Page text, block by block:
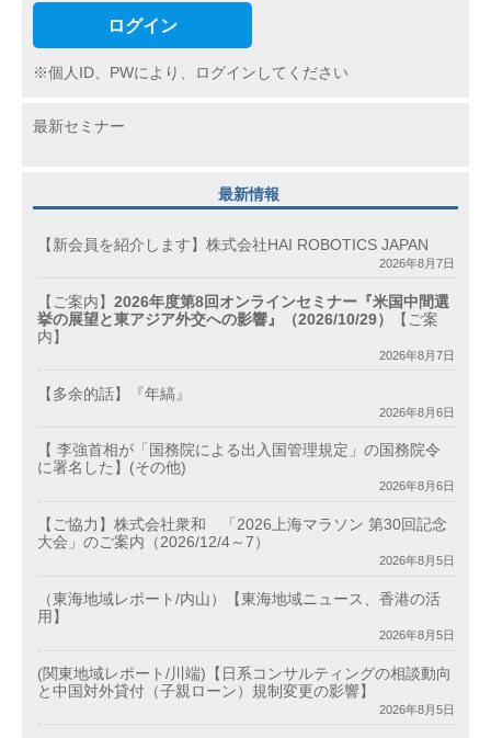
ログイン
※個人ID、PWにより、ログインしてください
最新セミナー
最新情報
【新会員を紹介します】株式会社HAI ROBOTICS JAPAN
2026年8月7日
【ご案内】 2026年度第8回オンラインセミナー『米国中間選
挙の展望と東アジア外交への影響』（2026/10/29）
【ご案
内】
2026年8月7日
【多余的話】『年縞』
2026年8月6日
【 李強首相が「国務院による出入国管理規定」の国務院令
に署名した】(その他)
2026年8月6日
【ご協力】株式会社衆和 「2026上海マラソン 第30回記念
大会」のご案内（2026/12/4～7）
2026年8月5日
（東海地域レポート/内山）【東海地域ニュース、香港の活
用】
2026年8月5日
(関東地域レポート/川端)【日系コンサルティングの相談動向
と中国対外貸付（子親ローン）規制変更の影響】
2026年8月5日